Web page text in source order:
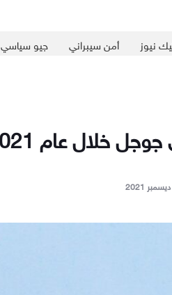
نيوز أمن سيبراني جيو سياسي
2021 عالميًّا وعربيًّا